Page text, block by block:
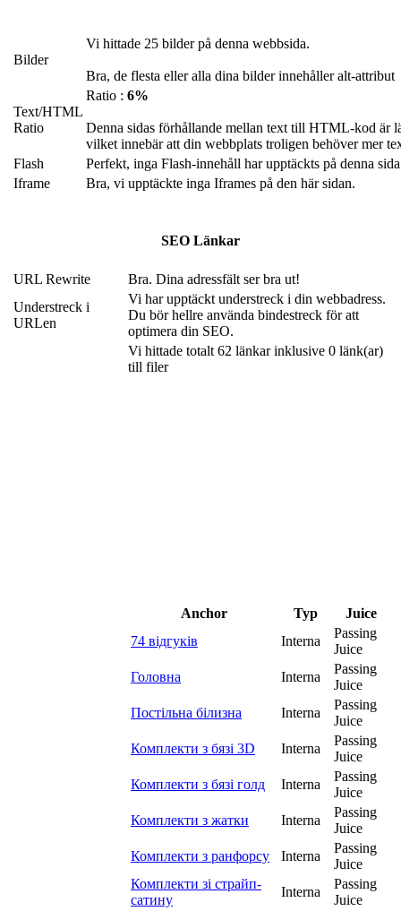
Bilder
Vi hittade 25 bilder på denna webbsida.
Bra, de flesta eller alla dina bilder innehåller alt-attribut
Text/HTML
Ratio
Ratio : 6%
Denna sidas förhållande mellan text till HTML-kod är
vilket innebär att din webbplats troligen behöver mer
Flash
Perfekt, inga Flash-innehåll har upptäckts på denna
Iframe
Bra, vi upptäckte inga Iframes på den här sidan.
SEO Länkar
URL Rewrite
Bra. Dina adressfält ser bra ut!
Understreck i
URLen
Vi har upptäckt understreck i din webbadress.
Du bör hellre använda bindestreck för att
optimera din SEO.
Vi hittade totalt 62 länkar inklusive 0 länk(ar)
till filer
Anchor Typ
Juice
74 відгуків
Interna
Passing
Juice
Головна
Interna
Passing
Juice
Постільна білизна
Interna
Passing
Juice
Комплекти з бязі 3D
Interna
Passing
Juice
Комплекти з бязі голд
Interna
Passing
Juice
Комплекти з жатки
Interna
Passing
Juice
Комплекти з ранфорсу
Interna
Passing
Juice
Комплекти зі страйп-
сатину
Interna
Passing
Juice